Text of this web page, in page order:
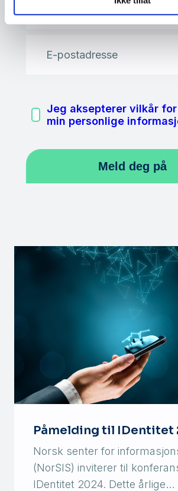
E-postadresse
Jeg aksepterer vilkår
min personlige
Påmelding til IDentitet
Norsk senter for
(NorSIS) inviterer til
IDentitet 2024. Dette årlige…